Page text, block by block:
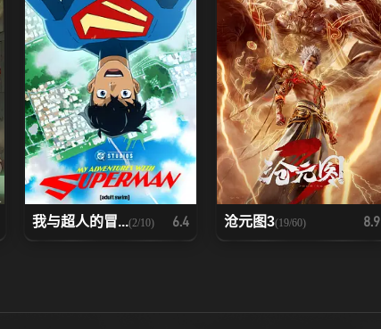
我与超人的冒...(2/10) 6.4 沧元图3(19/60) 8.9